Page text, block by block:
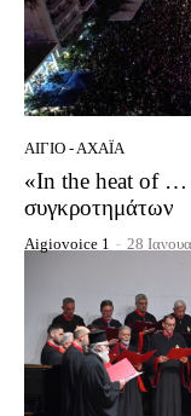
ΑΊΓΙΟ - ΑΧΑΪ́Α
«In the heat of …
συγκροτημάτων
Aigiovoice 1 - 28